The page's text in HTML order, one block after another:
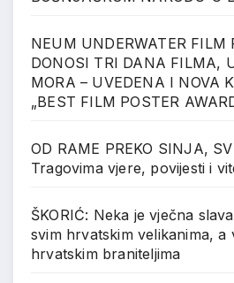
NEUM UNDERWATER FILM
DONOSI TRI DANA FILMA,
MORA – UVEDENA I NOVA
„BEST FILM POSTER
OD RAME PREKO SINJA,
Tragovima vjere, povijesti i
ŠKORIĆ: Neka je vječna
svim hrvatskim velikanima, a
hrvatskim braniteljima